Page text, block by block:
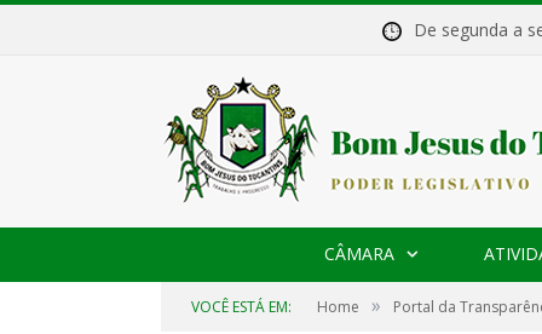
De segunda
CÂMARA
VOCÊ ESTÁ EM: Home » Portal da